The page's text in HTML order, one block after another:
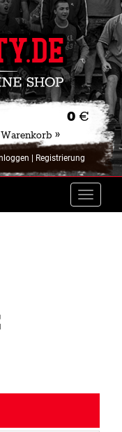
0 €
»
Registrierung
Toggle